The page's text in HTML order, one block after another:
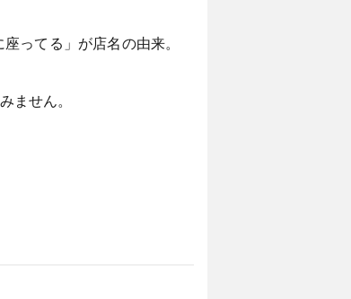
ってる」が店名の由来。
ません。